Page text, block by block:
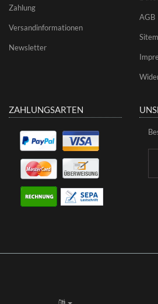
Zahlung
Versandinformationen
Newsletter
AGB
ZAHLUNGSARTEN